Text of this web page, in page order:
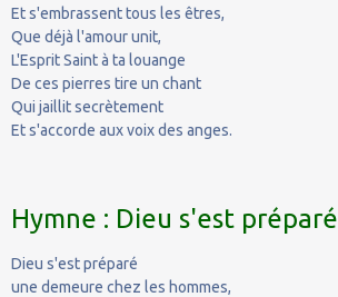
Et s'embrassent tous les êtres,
Que déjà l'amour unit,
L'Esprit Saint à ta louange
De ces pierres tire un chant
Qui jaillit secrètement
Et s'accorde aux voix des anges.
Hymne : Dieu s'est préparé
Dieu s'est préparé
une demeure chez les hommes,